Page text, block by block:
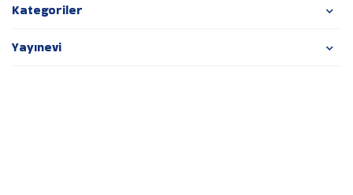
Kategoriler
Yayınevi